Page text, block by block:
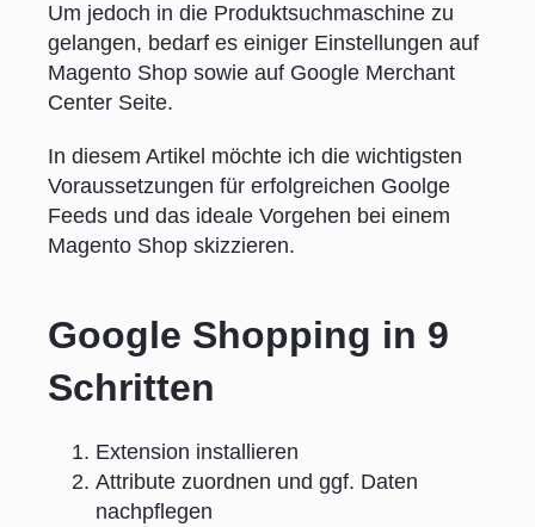
Um jedoch in die Produktsuchmaschine zu
gelangen, bedarf es einiger Einstellungen auf
Magento Shop sowie auf Google Merchant
Center Seite.
In diesem Artikel möchte ich die wichtigsten
Voraussetzungen für erfolgreichen Goolge
Feeds und das ideale Vorgehen bei einem
Magento Shop skizzieren.
Google Shopping in 9
Schritten
Extension installieren
Attribute zuordnen und ggf. Daten
nachpflegen